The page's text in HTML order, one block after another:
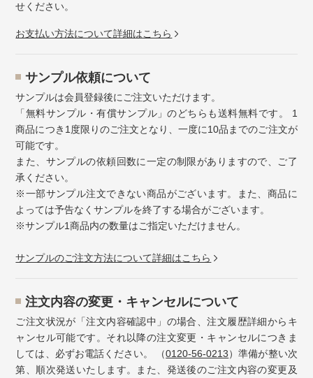
せください。
お⽀払い⽅法について詳細はこちら
サンプル依頼について
サンプルは会員登録後にご注文いただけます。
「無料サンプル・有償サンプル」のどちらも送料無料です。 1
商品につき1度限りのご注文となり、一度に10品までのご注文が
可能です。
また、サンプルの依頼回数に一定の制限がありますので、ご了
承ください。
※一部サンプル注文できない商品がございます。また、商品に
よっては予告なくサンプルを終了する場合がございます。
※サンプル1商品内の数量はご指定いただけません。
サンプルのご注文方法について詳細はこちら
注⽂内容の変更・キャンセルについて
ご注文状況が「注文内容確認中」の場合、注文履歴詳細からキ
ャンセル可能です。それ以降の注文変更・キャンセルにつきま
しては、必ずお電話ください。 （0120-56-0213）準備が整い次
第、順次発送いたします。また、発送後のご注文内容の変更及